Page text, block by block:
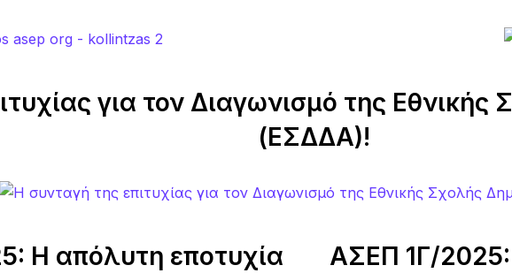
για τον Διαγωνισμό της Εθνικής
(ΕΣΔΔΑ)!
Η απόλυτη εποτυχία
ΑΣΕΠ 1Γ/2025: